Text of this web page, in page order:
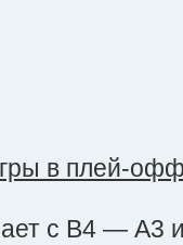
в плей-
с В4 — А3